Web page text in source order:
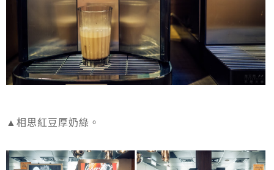
▲相思紅豆厚奶綠。